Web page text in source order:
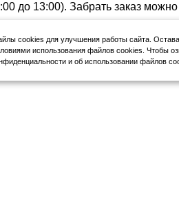
до 13:00). Забрать заказ
cookies для улучшения работы сайта.
использования файлов cookies. Чтобы
и об использовании файлов